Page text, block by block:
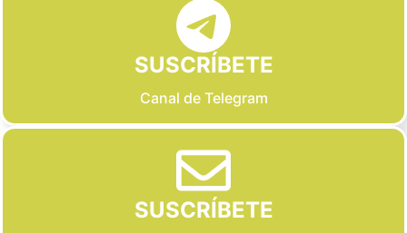
SUSCRÍBETE
Canal de Telegram
SUSCRÍBETE